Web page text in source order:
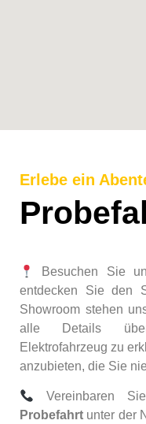
Erlebe ein
Besuchen Sie
entdecken Sie den
Showroom stehen
alle Details über
Elektrofahrzeug zu
anzubieten, die Sie
Vereinbaren
Probefahrt unter der